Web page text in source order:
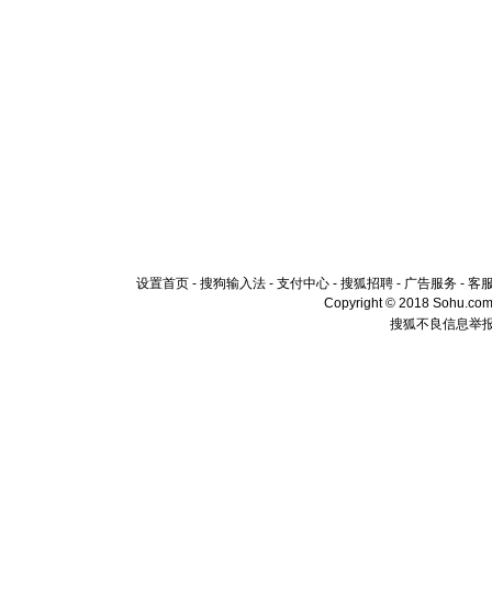
设置首页 - 搜狗输入法 - 支付中心 - 搜狐招聘 - 广告服务 - 客
Copyright © 2018
搜狐不良信息举